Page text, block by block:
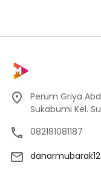
Perum Griya
Sukabumi Kel.
082181081187